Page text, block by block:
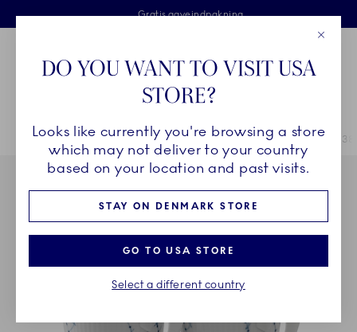
Skip Navigation
Fri levering ved køb over 500 kr. og fri retur
Gratis gaveindpakning
2 års brudgaranti
Royal Copenhagen
Breadcrumb Headlinesss
HjemSTEL Stel Musselmalet Riflet Musselmalet Riflet kop, 38
DO YOU WANT TO VISIT USA
STORE?
Looks like currently you're browsing a store
which may not deliver to your country
based on your location and past visits.
STAY ON DENMARK STORE
GO TO USA STORE
Select a different country